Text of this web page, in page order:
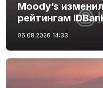
Moody’s
рейтингам
06.08.2026 14:33